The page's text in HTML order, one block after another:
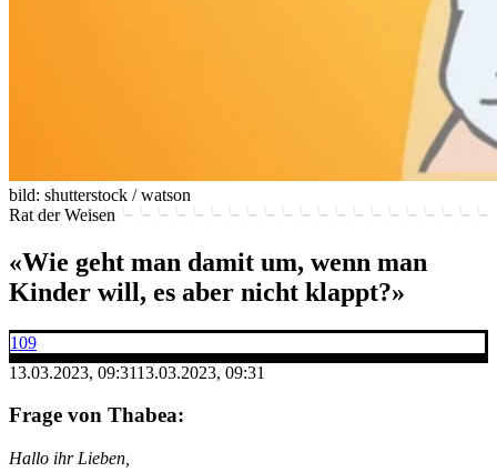
bild: shutterstock / watson
Rat der Weisen
«Wie geht man damit um, wenn man
Kinder will, es aber nicht klappt?»
109
13.03.2023, 09:3113.03.2023, 09:31
Frage von Thabea:
Hallo ihr Lieben,